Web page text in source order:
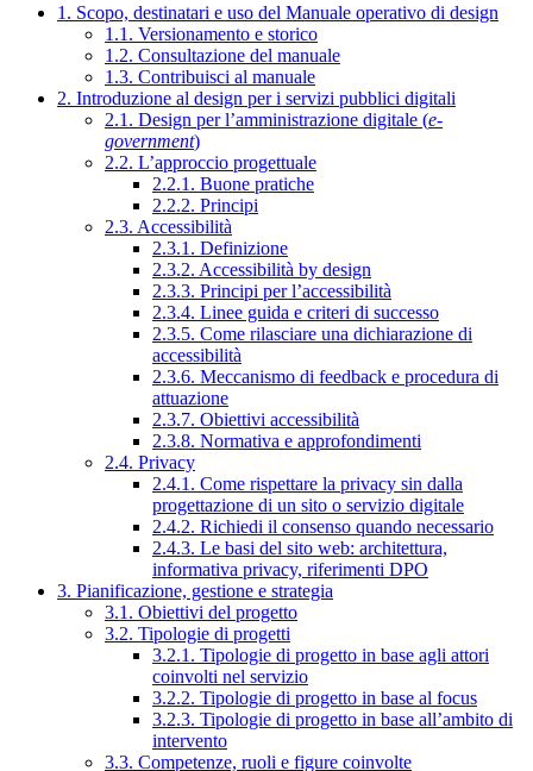
1. Scopo, destinatari e uso del Manuale operativo di design
1.1. Versionamento e storico
1.2. Consultazione del manuale
1.3. Contribuisci al manuale
2. Introduzione al design per i servizi pubblici digitali
2.1. Design per l’amministrazione digitale (e-
government)
2.2. L’approccio progettuale
2.2.1. Buone pratiche
2.2.2. Principi
2.3. Accessibilità
2.3.1. Definizione
2.3.2. Accessibilità by design
2.3.3. Principi per l’accessibilità
2.3.4. Linee guida e criteri di successo
2.3.5. Come rilasciare una dichiarazione di
accessibilità
2.3.6. Meccanismo di feedback e procedura di
attuazione
2.3.7. Obiettivi accessibilità
2.3.8. Normativa e approfondimenti
2.4. Privacy
2.4.1. Come rispettare la privacy sin dalla
progettazione di un sito o servizio digitale
2.4.2. Richiedi il consenso quando necessario
2.4.3. Le basi del sito web: architettura,
informativa privacy, riferimenti DPO
3. Pianificazione, gestione e strategia
3.1. Obiettivi del progetto
3.2. Tipologie di progetti
3.2.1. Tipologie di progetto in base agli attori
coinvolti nel servizio
3.2.2. Tipologie di progetto in base al focus
3.2.3. Tipologie di progetto in base all’ambito di
intervento
3.3. Competenze, ruoli e figure coinvolte